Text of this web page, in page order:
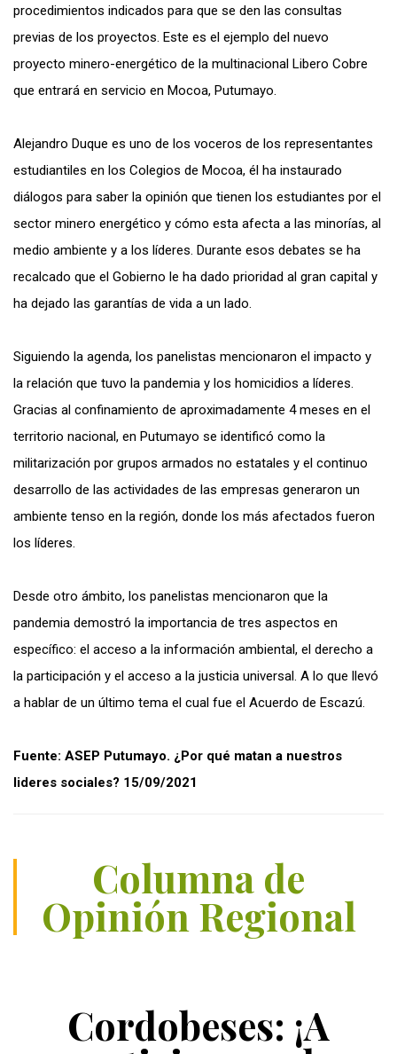
procedimientos indicados para que se den las consultas
previas de los proyectos. Este es el ejemplo del nuevo
proyecto minero-energético de la multinacional Libero Cobre
que entrará en servicio en Mocoa, Putumayo.
Alejandro Duque es uno de los voceros de los representantes
estudiantiles en los Colegios de Mocoa, él ha instaurado
diálogos para saber la opinión que tienen los estudiantes por el
sector minero energético y cómo esta afecta a las minorías, al
medio ambiente y a los líderes. Durante esos debates se ha
recalcado que el Gobierno le ha dado prioridad al gran capital y
ha dejado las garantías de vida a un lado.
Siguiendo la agenda, los panelistas mencionaron el impacto y
la relación que tuvo la pandemia y los homicidios a líderes.
Gracias al confinamiento de aproximadamente 4 meses en el
territorio nacional, en Putumayo se identificó como la
militarización por grupos armados no estatales y el continuo
desarrollo de las actividades de las empresas generaron un
ambiente tenso en la región, donde los más afectados fueron
los líderes.
Desde otro ámbito, los panelistas mencionaron que la
pandemia demostró la importancia de tres aspectos en
específico: el acceso a la información ambiental, el derecho a
la participación y el acceso a la justicia universal. A lo que llevó
a hablar de un último tema el cual fue el Acuerdo de Escazú.
Fuente: ASEP Putumayo. ¿Por qué matan a nuestros
lideres sociales? 15/09/2021
Columna de
Opinión Regional
Cordobeses: ¡A